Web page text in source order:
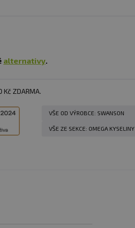
alternativy.
Kč ZDARMA.
VŠE OD VÝROBCE: SWANSON
VŠE ZE SEKCE: OMEGA KYSELINY